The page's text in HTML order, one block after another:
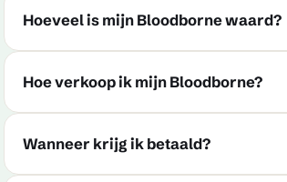
Hoeveel is mijn Bloodborne waard?
Hoe verkoop ik mijn Bloodborne?
Wanneer krijg ik betaald?